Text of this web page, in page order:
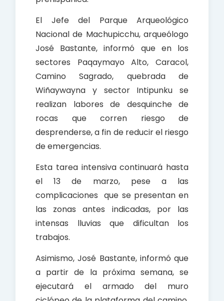
El Jefe del Parque Arqueológico
Nacional de Machupicchu, arqueólogo
José Bastante, informó que en los
sectores Paqaymayo Alto, Caracol,
Camino Sagrado, quebrada de
Wiñaywayna y sector Intipunku se
realizan labores de desquinche de
rocas que corren riesgo de
desprenderse, a fin de reducir el riesgo
de emergencias.
Esta tarea intensiva continuará hasta
el 13 de marzo, pese a las
complicaciones que se presentan en
las zonas antes indicadas, por las
intensas lluvias que dificultan los
trabajos.
Asimismo, José Bastante, informó que
a partir de la próxima semana, se
ejecutará el armado del muro